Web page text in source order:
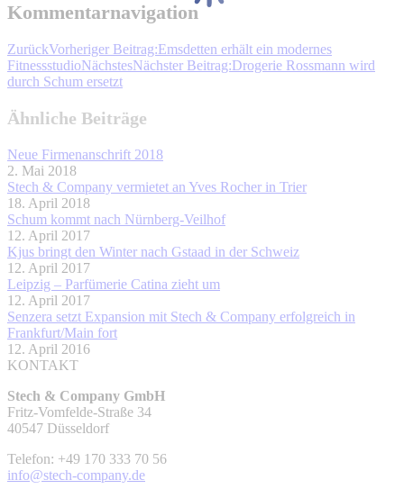
Kommentarnavigation
ZurückVorheriger Beitrag:Emsdetten erhält ein modernes
FitnessstudioNächstesNächster Beitrag:Drogerie Rossmann wird
durch Schum ersetzt
Ähnliche Beiträge
Neue Firmenanschrift 2018
2. Mai 2018
Stech & Company vermietet an Yves Rocher in Trier
18. April 2018
Schum kommt nach Nürnberg-Veilhof
12. April 2017
Kjus bringt den Winter nach Gstaad in der Schweiz
12. April 2017
Leipzig – Parfümerie Catina zieht um
12. April 2017
Senzera setzt Expansion mit Stech & Company erfolgreich in
Frankfurt/Main fort
12. April 2016
KONTAKT
Stech & Company GmbH
Fritz-Vomfelde-Straße 34
40547 Düsseldorf
Telefon: +49 170 333 70 56
info@stech-company.de